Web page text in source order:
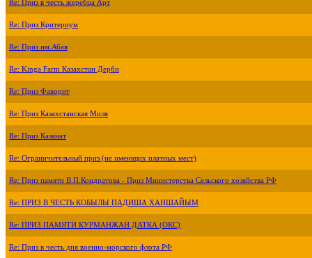
Re: Приз в честь жеребца Арт
Re: Приз Критериум
Re: Приз им.Абая
Re: Kinga Farm Казахстан Дерби
Re: Приз Фаворит
Re: Приз Казахстанская Миля
Re: Приз Казанат
Re: Ограничительный приз (не имеющих платных мест)
Re: Приз памяти В.П.Кондратова - Приз Министерства Сельского хозяйства РФ
Re: ПРИЗ В ЧЕСТЬ КОБЫЛЫ ПАДИША ХАНШАЙЫМ
Re: ПРИЗ ПАМЯТИ КУРМАНЖАН ДАТКА (ОКС)
Re: Приз в честь дня военно-морского флота РФ